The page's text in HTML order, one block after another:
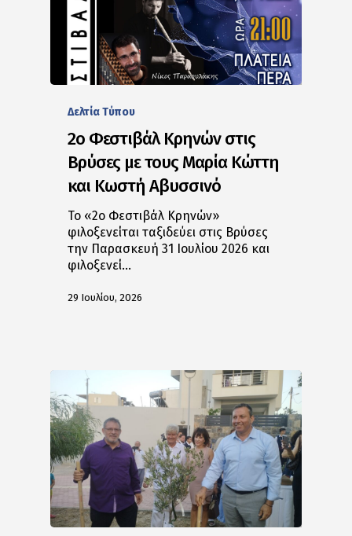
Δελτία Tύπου
2ο Φεστιβάλ Κρηνών στις
Βρύσες με τους Μαρία Κώττη
και Κωστή Αβυσσινό
Το «2ο Φεστιβάλ Κρηνών»
φιλοξενείται ταξιδεύει στις Βρύσες
την Παρασκευή 31 Ιουλίου 2026 και
φιλοξενεί…
29 Ιουλίου, 2026